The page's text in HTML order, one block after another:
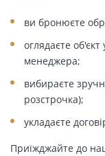
ви бронюєте
оглядаєте
менеджера;
вибираєте
розстрочка);
укладаєте
Приїжджайте до